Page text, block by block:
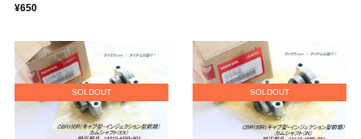
¥650
SOLDOUT SOLDOUT